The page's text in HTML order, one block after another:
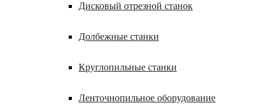
Дисковый отрезной станок
Долбежные станки
Круглопильные станки
Ленточнопильное оборудование